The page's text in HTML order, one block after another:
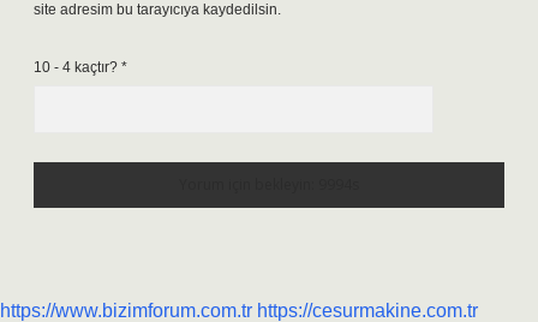
site adresim bu tarayıcıya kaydedilsin.
10 - 4 kaçtır? *
https://www.bizimforum.com.tr https://cesurmakine.com.tr